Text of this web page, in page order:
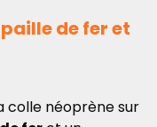
de fer et
colle néoprène sur